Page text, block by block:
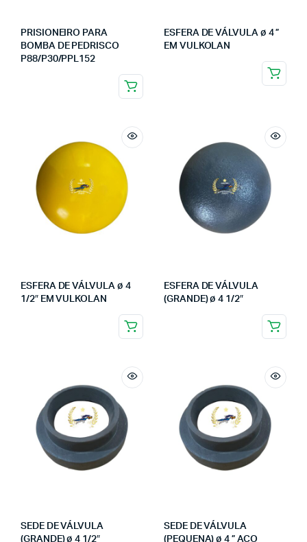
PRISIONEIRO PARA
BOMBA DE PEDRISCO
P88/P30/PPL152
ESFERA DE VÁLVULA ø 4 ”
EM VULKOLAN
ESFERA DE VÁLVULA ø 4
1/2″ EM VULKOLAN
ESFERA DE VÁLVULA
(GRANDE) ø 4 1/2″
SEDE DE VÁLVULA
(GRANDE) ø 4 1/2″
SEDE DE VÁLVULA
(PEQUENA) ø 4 ” AÇO